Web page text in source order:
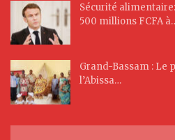
Sécurité
500 millions FCFA
Grand-Bassam : Le
l’Abissa…